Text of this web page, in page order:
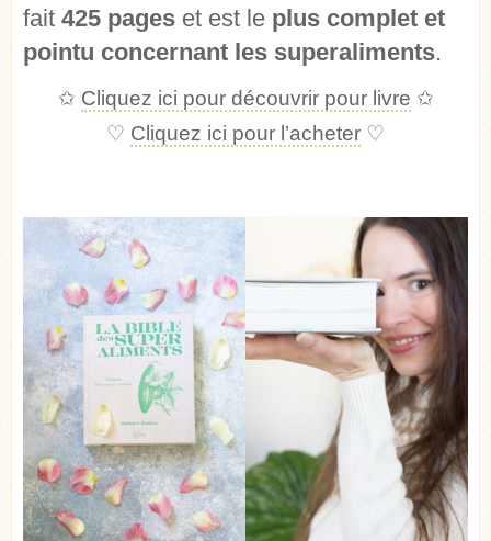
fait 425 pages et est le plus complet et
pointu concernant les superaliments.
✩ Cliquez ici pour découvrir pour livre ✩
♡ Cliquez ici pour l’acheter ♡